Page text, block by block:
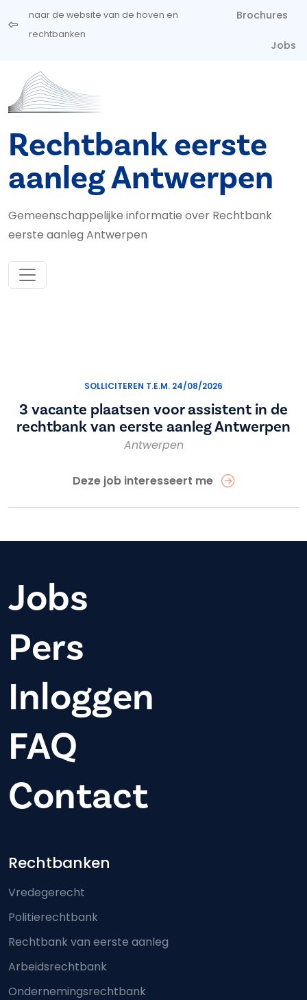
Overslaan en naar de inhoud gaan
naar de website van de hoven en
rechtbanken
Brochures
Jobs
Rechtbank eerste
aanleg Antwerpen
Gemeenschappelijke informatie over Rechtbank
eerste aanleg Antwerpen
SOLLICITEREN T.E.M. 24/08/2026
3 vacante plaatsen voor assistent in de
rechtbank van eerste aanleg Antwerpen
Antwerpen
Deze job interesseert me
Jobs
Pers
Inloggen
FAQ
Contact
Footer-menu
Rechtbanken
Vredegerecht
Politierechtbank
Rechtbank van eerste aanleg
Arbeidsrechtbank
Ondernemingsrechtbank